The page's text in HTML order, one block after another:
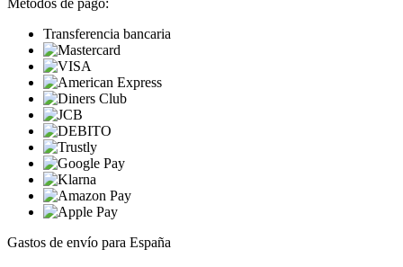
Métodos de pago:
Transferencia bancaria
Gastos de envío para España